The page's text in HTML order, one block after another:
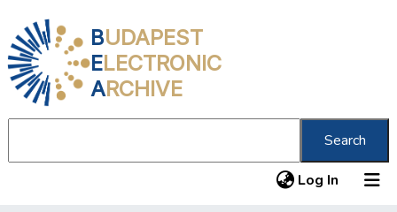
BUDAPEST
ELECTRONIC
ARCHIVE
Search
Log In (current)